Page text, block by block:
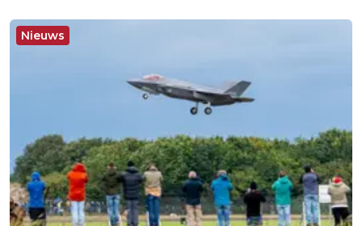
Nieuws